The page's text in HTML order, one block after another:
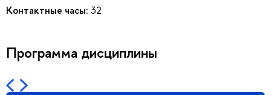
Контактные часы: 32
Программа дисциплины